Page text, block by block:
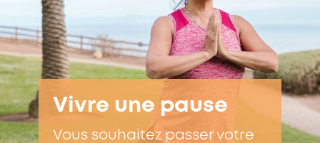
Vivre une pause
Vous souhaitez passer votre